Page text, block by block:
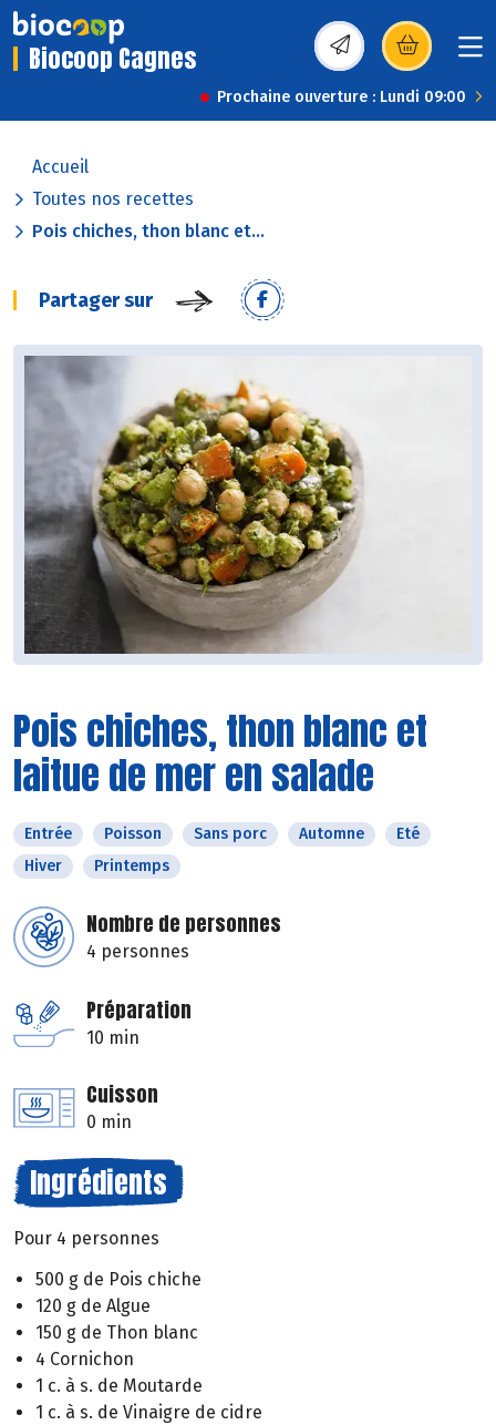
Biocoop Cagnes (s’ouvre dans une
Prochaine ouverture : Lundi 09:00
Accueil
Toutes nos recettes
Pois chiches, thon blanc et...
Partager sur
Pois chiches, thon blanc et
laitue de mer en salade
Entrée Poisson Sans porc Automne
Eté
Hiver
Printemps
Nombre de personnes
4 personnes
Préparation
10 min
Cuisson
0 min
Ingrédients
Pour 4 personnes
500 g de Pois chiche
120 g de Algue
150 g de Thon blanc
4 Cornichon
1 c. à s. de Moutarde
1 c. à s. de Vinaigre de cidre